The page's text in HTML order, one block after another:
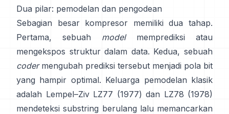
Dua pilar: pemodelan dan pengodean
Sebagian besar kompresor memiliki dua tahap.
Pertama, sebuah modelmemprediksi atau
mengekspos struktur dalam data. Kedua, sebuah
codermengubah prediksi tersebut menjadi pola bit
yang hampir optimal. Keluarga pemodelan klasik
adalah Lempel–Ziv LZ77 (1977) dan LZ78 (1978)
mendeteksi substring berulang lalu memancarkan